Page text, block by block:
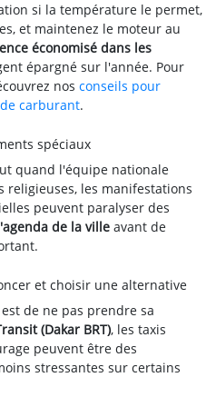
si la température le permet,
et maintenez le moteur au
économisé dans les
épargné sur l'année. Pour
nos conseils pour
carburant.
spéciaux
quand l'équipe nationale
religieuses, les manifestations
peuvent paralyser des
de la ville avant de
et choisir une alternative
de ne pas prendre sa
(Dakar BRT), les taxis
peuvent être des
stressantes sur certains